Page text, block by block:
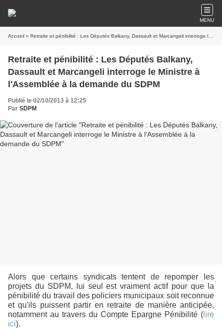
MENU
Accueil » Retraite et pénibilité : Les Députés Balkany, Dassault et Marcangeli interroge le Ministre à l'Assemblée à la demande du SDPM
Retraite et pénibilité : Les Députés Balkany,
Dassault et Marcangeli interroge le Ministre à
l'Assemblée à la demande du SDPM
Publié le 02/10/2013 à 12:25
Par SDPM
Alors que certains syndicats tentent de repomper les
projets du SDPM, lui seul est vraiment actif pour que la
pénibilité du travail des policiers municipaux soit reconnue
et qu'ils puissent partir en retraite de manière anticipée,
notamment au travers du Compte Epargne Pénibilité ( lire
ici).